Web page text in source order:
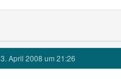
3. April 2008 um 21:26